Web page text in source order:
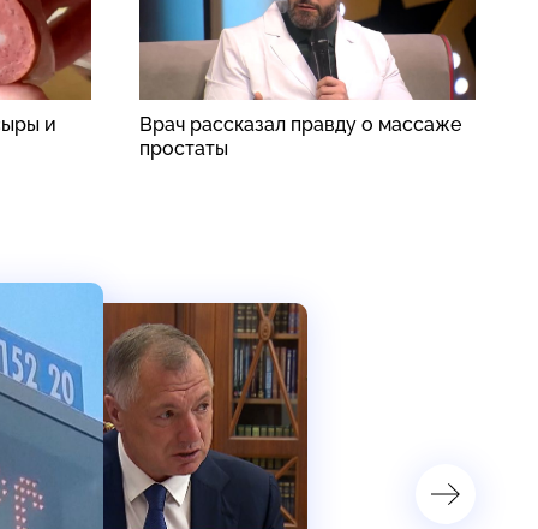
и
Врач рассказал правду о массаже
простаты